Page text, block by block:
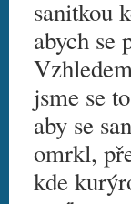
sanitkou
abych se
jsme se
aby se
omrkl,
kde